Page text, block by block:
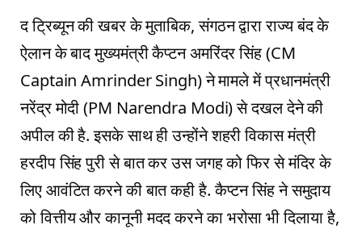
द ट्रिब्यून की खबर के मुताबिक, संगठन द्वारा राज्य बंद के
ऐलान के बाद मुख्यमंत्री कैप्टन अमरिंदर सिंह (CM
Captain Amrinder Singh) ने मामले में प्रधानमंत्री
नरेंद्र मोदी (PM Narendra Modi) से दखल देने की
अपील की है. इसके साथ ही उन्होंने शहरी विकास मंत्री
हरदीप सिंह पुरी से बात कर उस जगह को फिर से मंदिर के
लिए आवंटित करने की बात कही है. कैप्टन सिंह ने समुदाय
को वित्तीय और कानूनी मदद करने का भरोसा भी दिलाया है,